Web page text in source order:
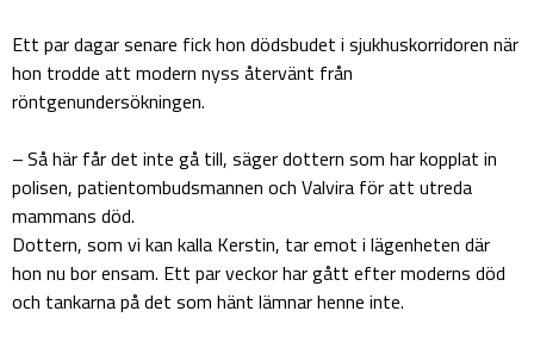
Ett par dagar senare fick hon dödsbudet i sjukhuskorridoren när
hon trodde att modern nyss återvänt från
röntgenundersökningen.
– Så här får det inte gå till, säger dottern som har kopplat in
polisen, patientombudsmannen och Valvira för att utreda
mammans död.
Dottern, som vi kan kalla Kerstin, tar emot i lägenheten där
hon nu bor ensam. Ett par veckor har gått efter moderns död
och tankarna på det som hänt lämnar henne inte.